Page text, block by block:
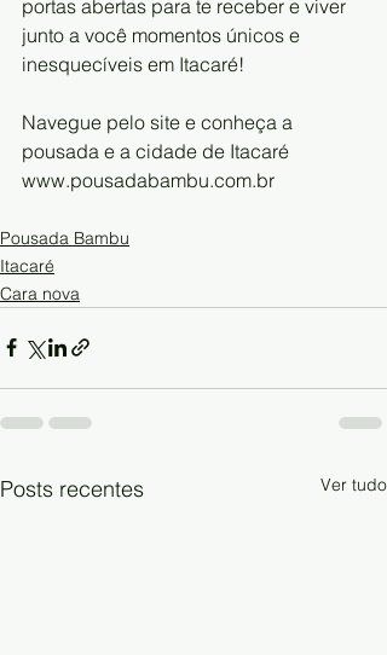
portas abertas para te receber e viver
junto a você momentos únicos e
inesquecíveis em Itacaré!
Navegue pelo site e conheça a
pousada e a cidade de Itacaré
www.pousadabambu.com.br
Pousada Bambu
Itacaré
Cara nova
Posts recentes Ver tudo